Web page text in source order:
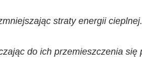
straty energii cieplnej.
do ich przemieszczenia się